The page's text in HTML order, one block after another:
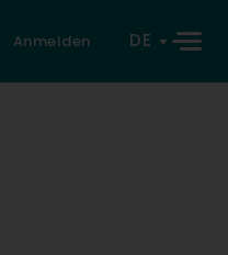
Anmelden DE